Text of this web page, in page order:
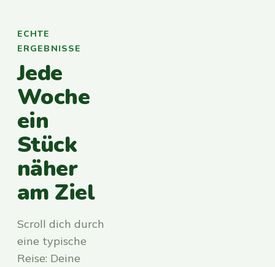
ECHTE
ERGEBNISSE
Jede
Woche
ein
Stück
näher
am Ziel
Scroll dich durch
eine typische
Reise: Deine